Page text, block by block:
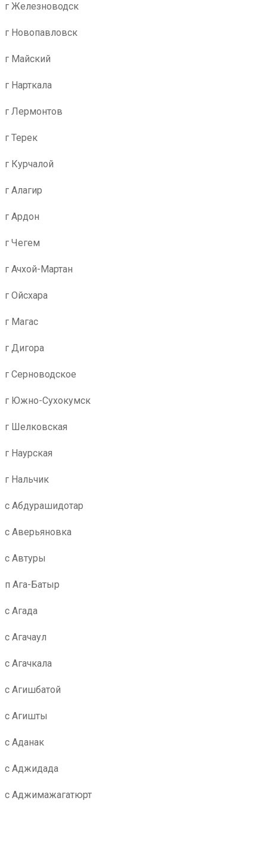
г Железноводск
г Новопавловск
г Майский
г Нарткала
г Лермонтов
г Терек
г Курчалой
г Алагир
г Ардон
г Чегем
г Ачхой-Мартан
г Ойсхара
г Магас
г Дигора
г Серноводское
г Южно-Сухокумск
г Шелковская
г Наурская
г Нальчик
с Абдурашидотар
с Аверьяновка
с Автуры
п Ага-Батыр
с Агада
с Агачаул
с Агачкала
с Агишбатой
с Агишты
с Аданак
с Аджидада
с Аджимажагатюрт